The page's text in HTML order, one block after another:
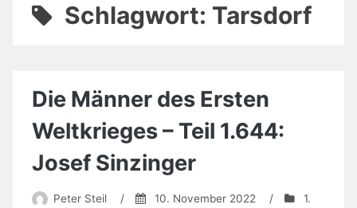
Schlagwort: Tarsdorf
Die Männer des Ersten
Weltkrieges – Teil 1.644:
Josef Sinzinger
Peter Steil / 10. November 2022 /
1.